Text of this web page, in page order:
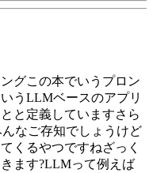
グこの本でいうプロン
うLLMベースのアプリ
と定義していますさら
なご存知でしょうけど
くるやつですねざっく
ます?LLMって例えば